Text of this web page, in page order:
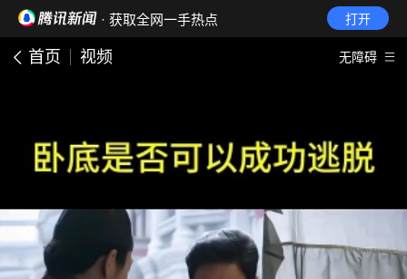
· 获取全网一手热点 打开
首页 视频 无障碍